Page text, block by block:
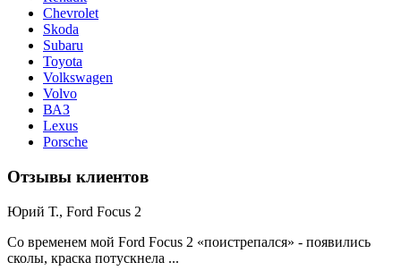
Chevrolet
Skoda
Subaru
Toyota
Volkswagen
Volvo
ВАЗ
Lexus
Porsche
Отзывы клиентов
Юрий Т., Ford Focus 2
Со временем мой Ford Focus 2 «поистрепался» - появились
сколы, краска потускнела ...